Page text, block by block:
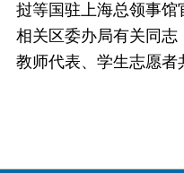
挝等国驻上海总领事馆
相关区委办局有关同志
教师代表、学生志愿者